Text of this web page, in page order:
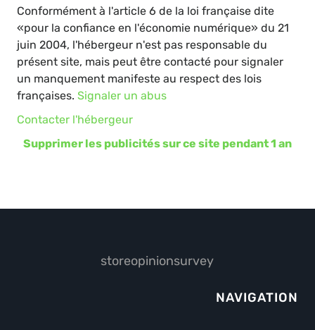
Conformément à l'article 6 de la loi française dite
«pour la confiance en l'économie numérique» du 21
juin 2004, l'hébergeur n'est pas responsable du
présent site, mais peut être contacté pour signaler
un manquement manifeste au respect des lois
françaises. Signaler un abus
Contacter l'hébergeur
Supprimer les publicités sur ce site pendant 1 an
storeopinionsurvey
NAVIGATION